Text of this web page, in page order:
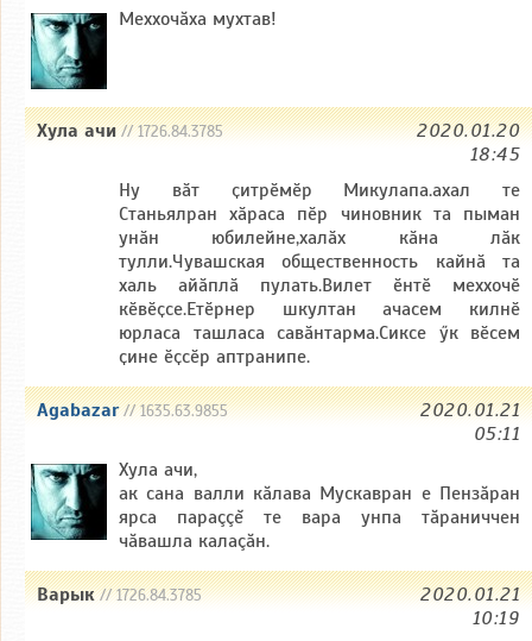
Меххочăха мухтав!
Хула ачи// 1726.84.3785
2020.01.20
18:45
Ну вӑт ҫитрӗмӗр Микулапа.ахал те
Станьялран хӑраса пӗр чиновник та пыман
унӑн юбилейне,халӑх кӑна лӑк
тулли.Чувашская общественность кайнӑ та
халь айӑплӑ пулать.Вилет ӗнтӗ меххочӗ
кӗвӗҫсе.Етӗрнер шкултан ачасем килнӗ
юрласа ташласа савӑнтарма.Сиксе ӳк вӗсем
ҫине ӗҫсӗр аптранипе.
Agabazar// 1635.63.9855
2020.01.21
05:11
Хула ачи,
ак сана валли кăлава Мускавран е Пензăран
ярса параççĕ те вара унпа тăраниччен
чăвашла калаçăн.
Варык// 1726.84.3785
2020.01.21
10:19